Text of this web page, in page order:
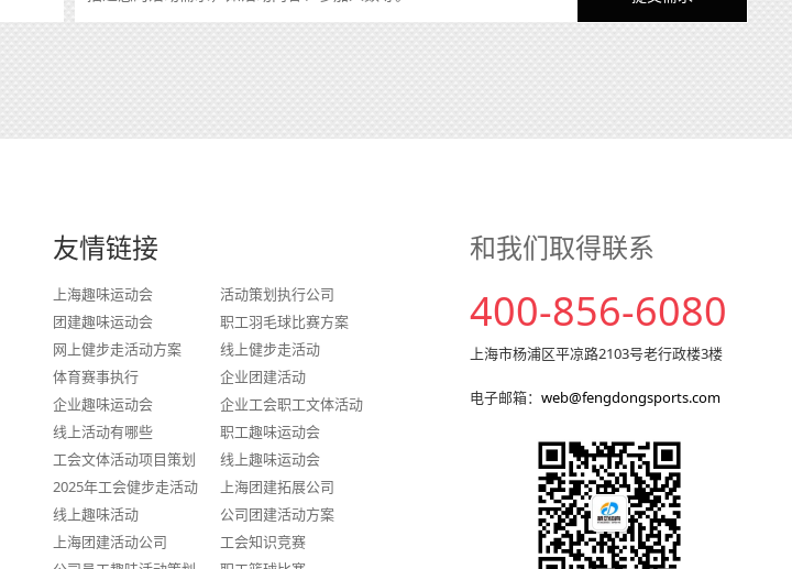
友情链接
上海趣味运动会
活动策划执行公司
团建趣味运动会
职工羽毛球比赛方案
网上健步走活动方案
线上健步走活动
体育赛事执行
企业团建活动
企业趣味运动会
企业工会职工文体活动
线上活动有哪些
职工趣味运动会
工会文体活动项目策划
线上趣味运动会
2025年工会健步走活动
上海团建拓展公司
线上趣味活动
公司团建活动方案
上海团建活动公司
工会知识竞赛
和我们取得联系
400-856-6080
上海市杨浦区平凉路2103号老行政楼3楼
电子邮箱：web@fengdongsports.com